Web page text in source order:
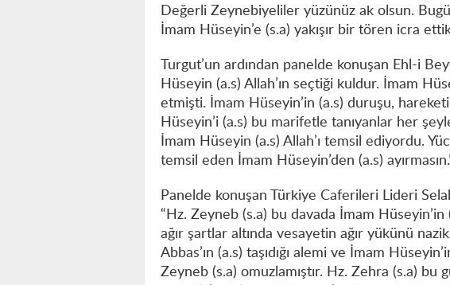
Değerli Zeynebiyeliler yüzünüz ak olsun.
İmam Hüseyin’e (s.a) yakışır bir tören icra
Turgut’un ardından panelde konuşan Ehl-i
Hüseyin (a.s) Allah’ın seçtiği kuldur. İmam
etmişti. İmam Hüseyin’in (a.s) duruşu,
Hüseyin’i (a.s) bu marifetle tanıyanlar her
İmam Hüseyin (a.s) Allah’ı temsil ediyordu.
temsil eden İmam Hüseyin’den (a.s)
Panelde konuşan Türkiye Caferileri Lideri
“Hz. Zeyneb (s.a) bu davada İmam
ağır şartlar altında vesayetin ağır yükünü
Abbas’ın (a.s) taşıdığı alemi ve İmam
Zeyneb (s.a) omuzlamıştır. Hz. Zehra (s.a) bu